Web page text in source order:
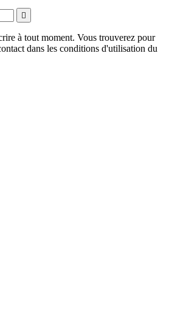

à tout moment. Vous trouverez pour
dans les conditions d'utilisation du